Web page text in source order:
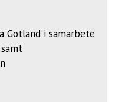
Gotland i samarbete